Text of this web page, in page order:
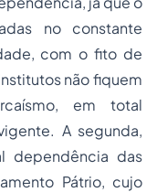
no constante
com o fito de
não fiquem
em total
A segunda,
dependência das
Pátrio, cujo